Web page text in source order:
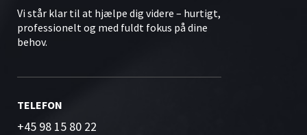
Vi står klar til at hjælpe dig videre – hurtigt,
professionelt og med fuldt fokus på dine
behov.
TELEFON
+45 98 15 80 22